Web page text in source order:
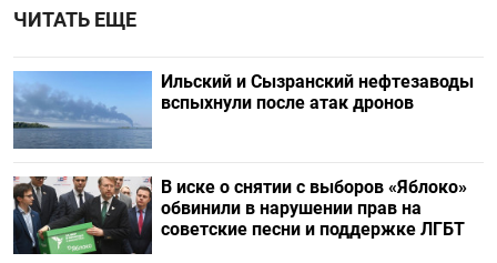
ЧИТАТЬ ЕЩЕ
Ильский и Сызранский нефтезаводы
вспыхнули после атак дронов
В иске о снятии с выборов «Яблоко»
обвинили в нарушении прав на
советские песни и поддержке ЛГБТ